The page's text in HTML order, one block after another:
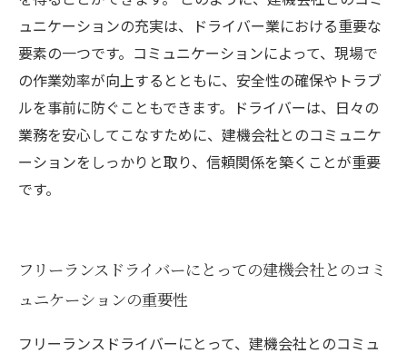
ュニケーションの充実は、ドライバー業における重要な
要素の一つです。コミュニケーションによって、現場で
の作業効率が向上するとともに、安全性の確保やトラブ
ルを事前に防ぐこともできます。ドライバーは、日々の
業務を安心してこなすために、建機会社とのコミュニケ
ーションをしっかりと取り、信頼関係を築くことが重要
です。
フリーランスドライバーにとっての建機会社とのコミ
ュニケーションの重要性
フリーランスドライバーにとって、建機会社とのコミュ